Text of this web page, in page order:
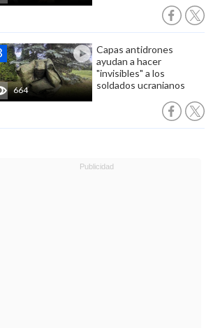
664
Capas antidrones
ayudan a hacer
"invisibles" a los
soldados ucranianos